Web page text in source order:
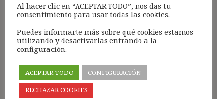
por sustitución de un funcionario en excedencia?
¿Se trata también de una condición resolutoria y
Deja una respuesta
Al hacer clic en “ACEPTAR TODO”, nos das tu
consentimiento para usar todas las cookies.
Puedes informarte más sobre qué cookies estamos
utilizando y desactivarlas entrando a la
configuración.
ACEPTAR TODO
CONFIGURACIÓN
RECHAZAR COOKIES